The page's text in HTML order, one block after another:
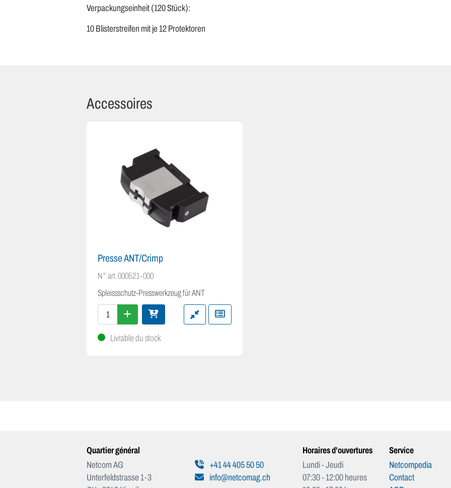
Verpackungseinheit (120 Stück):
10 Blisterstreifen mit je 12 Protektoren
Accessoires
Presse ANT/Crimp
N° art.000521-000
Spleissschutz-Presswerkzeug für ANT
Livrable du stock
Quartier général
Netcom AG
Unterfeldstrasse 1-3
+41 44 405 50 50
info@netcomag.ch
Horaires d'ouvertures
Lundi - Jeudi
07:30 - 12:00 heures
Service
Netcompedia
Contact